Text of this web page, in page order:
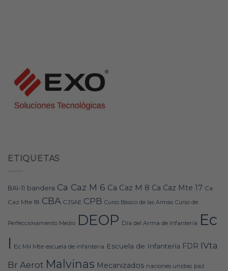
ETIQUETAS
BAI-11 bandera Ca Caz M 6 Ca Caz M 8 Ca Caz Mte 17 Ca
Caz Mte 18 CBA CJSAE CPB Curso Básico de las Armas Curso de
Perfeccionamiento Medio DEOP Día del Arma de Infantería Ec
I Ec Mil Mte escuela de infanteria Escuela de Infantería FDR IVta
Br Aerot Malvinas Mecanizados naciones unidas paz